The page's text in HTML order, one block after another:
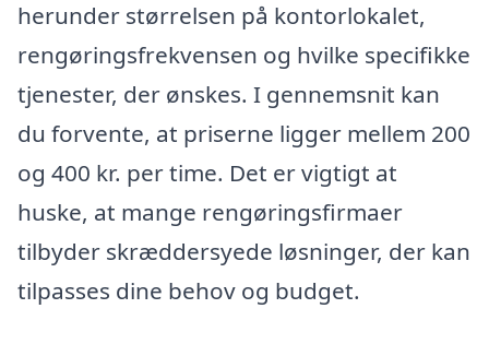
herunder størrelsen på kontorlokalet,
rengøringsfrekvensen og hvilke specifikke
tjenester, der ønskes. I gennemsnit kan
du forvente, at priserne ligger mellem 200
og 400 kr. per time. Det er vigtigt at
huske, at mange rengøringsfirmaer
tilbyder skræddersyede løsninger, der kan
tilpasses dine behov og budget.